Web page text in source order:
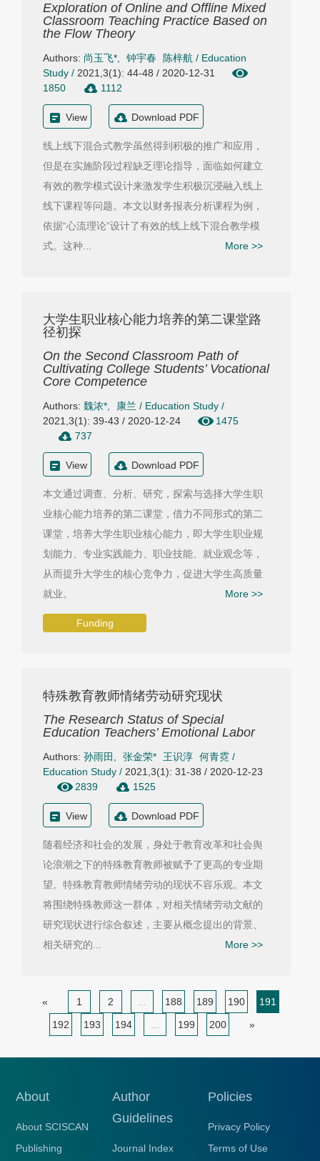
Exploration of Online and Offline Mixed
Classroom Teaching Practice Based on
the Flow Theory
Authors: 尚玉飞* 钟宇春 陈梓航 / Education
Study / 2021,3(1): 44-48 / 2020-12-31
1850
1112
View Download PDF
线上线下混合式教学虽然得到积极的推广和应用，
但是在实施阶段过程缺乏理论指导，面临如何建立
有效的教学模式设计来激发学生积极沉浸融入线上
线下课程等问题。本文以财务报表分析课程为例，
依据“心流理论”设计了有效的线上线下混合教学模
式。这种...
More >>
大学生职业核心能力培养的第二课堂路
径初探
On the Second Classroom Path of
Cultivating College Students’ Vocational
Core Competence
Authors: 魏浓* 康兰 / Education Study/
2021,3(1): 39-43 / 2020-12-24
1475
737
View Download PDF
本文通过调查、分析、研究，探索与选择大学生职
业核心能力培养的第二课堂，借力不同形式的第二
课堂，培养大学生职业核心能力，即大学生职业规
划能力、专业实践能力、职业技能、就业观念等，
从而提升大学生的核心竞争力，促进大学生高质量
就业。
More >>
Funding
特殊教育教师情绪劳动研究现状
The Research Status of Special
Education Teachers’ Emotional Labor
Authors: 孙雨田 张金荣* 王识淳 何青霓/
Education Study / 2021,3(1): 31-38 / 2020-12-23
2839
1525
View Download PDF
随着经济和社会的发展，身处于教育改革和社会舆
论浪潮之下的特殊教育教师被赋予了更高的专业期
望。特殊教育教师情绪劳动的现状不容乐观。本文
将围绕特殊教师这一群体，对相关情绪劳动文献的
研究现状进行综合叙述，主要从概念提出的背景、
相关研究的...
More >>
« 1 2 188 189 190
191
192
193 194 199 200 »
About
About SCISCAN
Publishing
Author
Guidelines
Journal Index
Policies
Privacy Policy
Terms of Use